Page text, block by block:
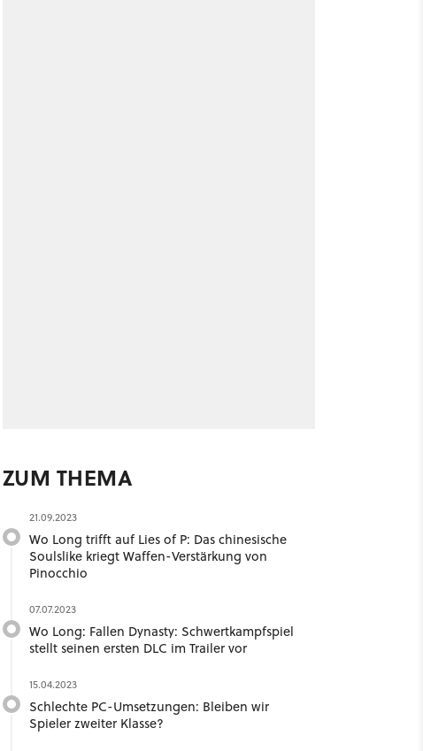
ZUM THEMA
21.09.2023
Wo Long trifft auf Lies of P: Das chinesische
Soulslike kriegt Waffen-Verstärkung von
Pinocchio
07.07.2023
Wo Long: Fallen Dynasty: Schwertkampfspiel
stellt seinen ersten DLC im Trailer vor
15.04.2023
Schlechte PC-Umsetzungen: Bleiben wir
Spieler zweiter Klasse?